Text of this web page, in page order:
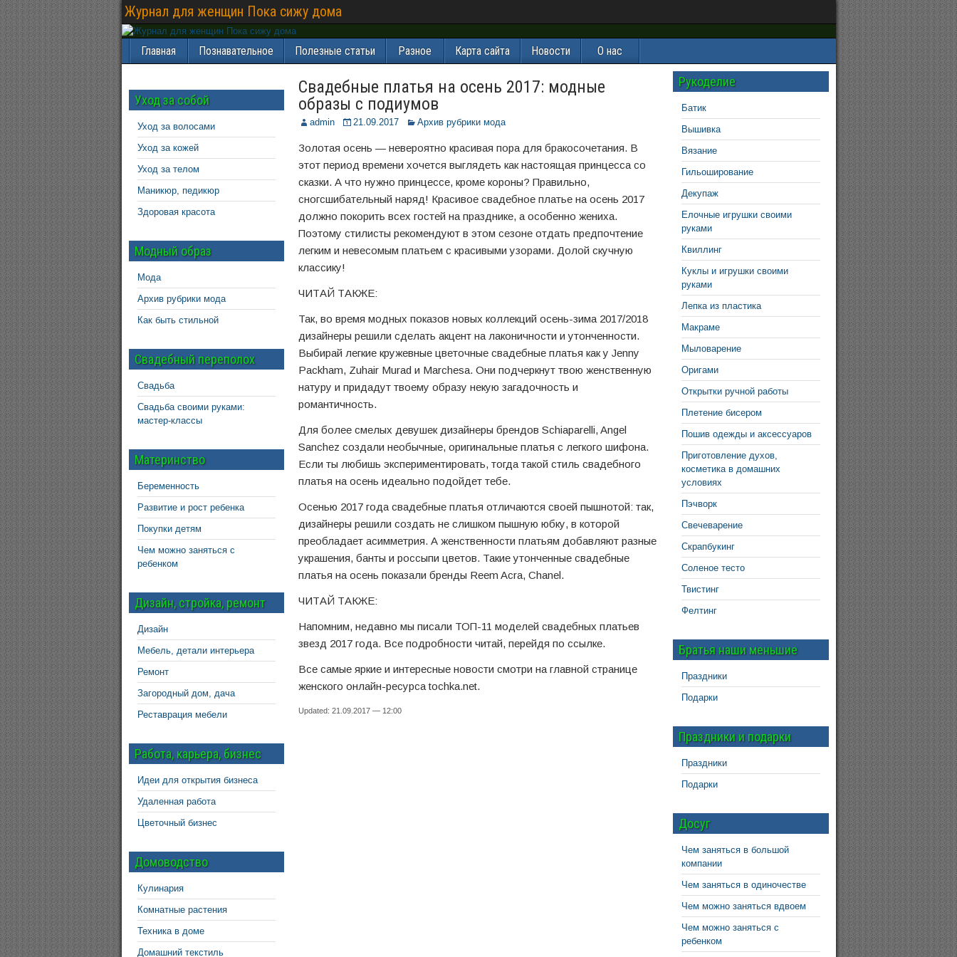
Журнал для женщин Пока сижу дома
Главная Познавательное Полезные статьи Разное Карта сайта Новости О нас
Свадебные платья на осень 2017: модные
образы с подиумов
admin 21.09.2017 Архив рубрики мода
Золотая осень — невероятно красивая пора для бракосочетания. В
этот период времени хочется выглядеть как настоящая принцесса со
сказки. А что нужно принцессе, кроме короны? Правильно,
сногсшибательный наряд! Красивое свадебное платье на осень 2017
должно покорить всех гостей на празднике, а особенно жениха.
Поэтому стилисты рекомендуют в этом сезоне отдать предпочтение
легким и невесомым платьем с красивыми узорами. Долой скучную
классику!
ЧИТАЙ ТАКЖЕ:
Так, во время модных показов новых коллекций осень-зима 2017/2018
дизайнеры решили сделать акцент на лаконичности и утонченности.
Выбирай легкие кружевные цветочные свадебные платья как у Jenny
Packham, Zuhair Murad и Marchesa. Они подчеркнут твою женственную
натуру и придадут твоему образу некую загадочность и
романтичность.
Для более смелых девушек дизайнеры брендов Schiaparelli, Angel
Sanchez создали необычные, оригинальные платья с легкого шифона.
Если ты любишь экспериментировать, тогда такой стиль свадебного
платья на осень идеально подойдет тебе.
Осенью 2017 года свадебные платья отличаются своей пышнотой: так,
дизайнеры решили создать не слишком пышную юбку, в которой
преобладает асимметрия. А женственности платьям добавляют разные
украшения, банты и россыпи цветов. Такие утонченные свадебные
платья на осень показали бренды Reem Acra, Chanel.
ЧИТАЙ ТАКЖЕ:
Напомним, недавно мы писали ТОП-11 моделей свадебных платьев
звезд 2017 года. Все подробности читай, перейдя по ссылке.
Все самые яркие и интересные новости смотри на главной странице
женского онлайн-ресурса tochka.net.
Updated: 21.09.2017 — 12:00
Уход за собой
Уход за волосами
Уход за кожей
Уход за телом
Маникюр, педикюр
Здоровая красота
Модный образ
Мода
Архив рубрики мода
Как быть стильной
Свадебный переполох
Свадьба
Свадьба своими руками:
мастер-классы
Материнство
Беременность
Развитие и рост ребенка
Покупки детям
Чем можно заняться с
ребенком
Дизайн, стройка, ремонт
Дизайн
Мебель, детали интерьера
Ремонт
Загородный дом, дача
Реставрация мебели
Работа, карьера, бизнес
Идеи для открытия бизнеса
Удаленная работа
Цветочный бизнес
Домоводство
Кулинария
Комнатные растения
Техника в доме
Домашний текстиль
Рукоделие
Батик
Вышивка
Вязание
Гильоширование
Декупаж
Елочные игрушки своими
руками
Квиллинг
Куклы и игрушки своими
руками
Лепка из пластика
Макраме
Мыловарение
Оригами
Открытки ручной работы
Плетение бисером
Пошив одежды и аксессуаров
Приготовление духов,
косметика в домашних
условиях
Пэчворк
Свечеварение
Скрапбукинг
Соленое тесто
Твистинг
Фелтинг
Братья наши меньшие
Праздники
Подарки
Праздники и подарки
Праздники
Подарки
Досуг
Чем заняться в большой
компании
Чем заняться в одиночестве
Чем можно заняться вдвоем
Чем можно заняться с
ребенком